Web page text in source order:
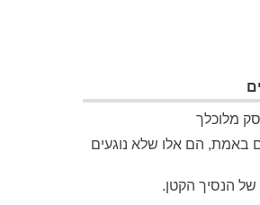
מלוכלך
באמת, הם אלו שלא נוגעים
של הנסיך הקטן.